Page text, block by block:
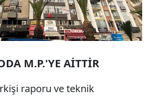
M.P.'YE AİTTİR
raporu ve teknik